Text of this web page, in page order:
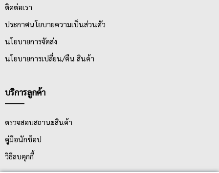
ติดต่อเรา
ประกาศนโยบายความเป็นส่วนตัว
นโยบายการจัดส่ง
นโยบายการเปลี่ยน/คืน สินค้า
บริการลูกค้า
ตรวจสอบสถานะสินค้า
คู่มือนักช้อป
วิธีลบคุกกี้